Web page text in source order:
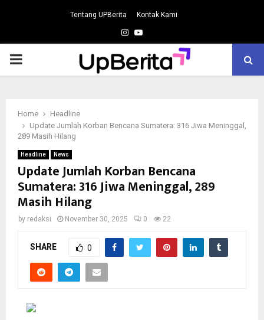
Tentang UPBerita Kontak Kami
Instagram
Youtube
PRIMARY
Home
Headline
Update Jumlah Korban Bencana Sumatera: 316 Jiwa Meninggal,
289 Masih Hilang
Headline News
Update Jumlah Korban Bencana
Sumatera: 316 Jiwa Meninggal, 289
Masih Hilang
by redaksi November 30, 2025 0 22
SHARE 0